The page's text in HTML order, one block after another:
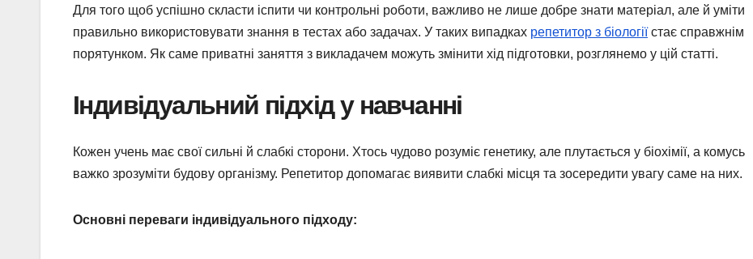
Для того щоб успішно скласти іспити чи контрольні роботи, важливо не лише добре знати матеріал, але й уміти
правильно використовувати знання в тестах або задачах. У таких випадках репетитор з біологіїстає справжнім
порятунком. Як саме приватні заняття з викладачем можуть змінити хід підготовки, розглянемо у цій статті.
Індивідуальний підхід у навчанні
Кожен учень має свої сильні й слабкі сторони. Хтось чудово розуміє генетику, але плутається у біохімії, а комусь
важко зрозуміти будову організму. Репетитор допомагає виявити слабкі місця та зосередити увагу саме на них.
Основні переваги індивідуального підходу: